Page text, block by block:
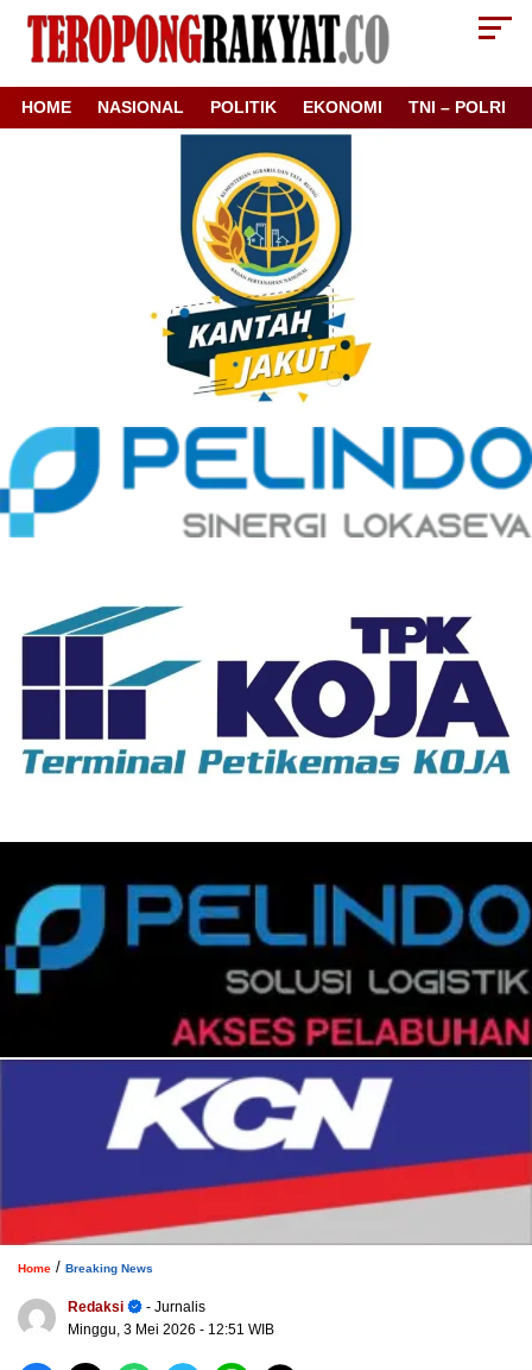
HOME NASIONAL POLITIK EKONOMI TNI – POLRI
Home / Breaking News
Redaksi
- Jurnalis
Minggu, 3 Mei 2026 - 12:51 WIB